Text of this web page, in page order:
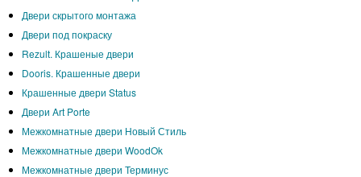
Двери скрытого монтажа
Двери под покраску
Rezult. Крашеные двери
Dooris. Крашенные двери
Крашенные двери Status
Двери Art Porte
Межкомнатные двери Новый Стиль
Межкомнатные двери WoodOk
Межкомнатные двери Терминус